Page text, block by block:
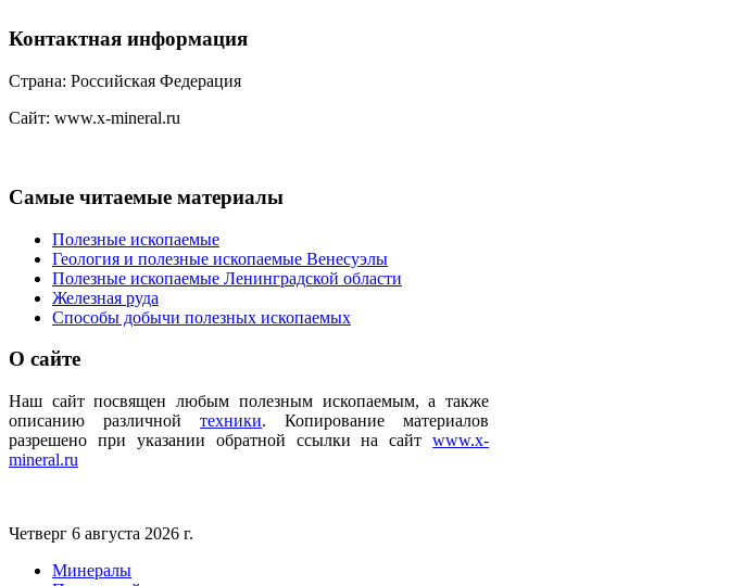
Контактная информация
Страна: Российская Федерация
Сайт: www.x-mineral.ru
Самые читаемые материалы
Полезные ископаемые
Геология и полезные ископаемые Венесуэлы
Полезные ископаемые Ленинградской области
Железная руда
Способы добычи полезных ископаемых
О сайте
Наш сайт посвящен любым полезным ископаемым, а также
описанию различнойтехники.Копирование материалов
разрешено при указании обратной ссылки на сайтwww.x-
mineral.ru
Четверг 6 августа 2026 г.
Минералы